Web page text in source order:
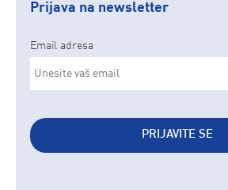
Prijava na newsletter
Email adresa
PRIJAVITE SE